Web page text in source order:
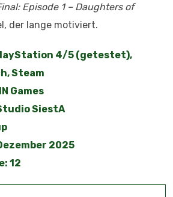
Episode 1 – Daughters of
der lange motiviert.
4/5 (getestet),
Steam
Games
SiestA
2025
12